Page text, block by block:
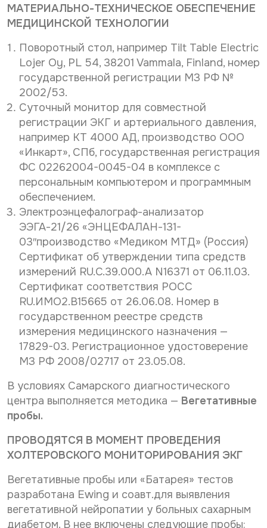
МАТЕРИАЛЬНО-ТЕХНИЧЕСКОЕ ОБЕСПЕЧЕНИЕ
МЕДИЦИНСКОЙ ТЕХНОЛОГИИ
Поворотный стол, например Tilt Table Electric
Lojer Oy, PL 54, 38201 Vammala, Finland, номер
государственной регистрации МЗ РФ №
2002/53.
Суточный монитор для совместной
регистрации ЭКГ и артериального давления,
например КТ 4000 АД, производство ООО
«Инкарт», СПб, государственная регистрация
ФС 02262004-0045-04 в комплексе с
персональным компьютером и программным
обеспечением.
Электроэнцефалограф-анализатор
ЭЭГА-21/26 «ЭНЦЕФАЛАН-131-
03″производство «Медиком МТД» (Россия)
Сертификат об утверждении типа средств
измерений RU.C.39.000.A N16371 от 06.11.03.
Сертификат соответствия РОСС
RU.ИМО2.В15665 от 26.06.08. Номер в
государственном реестре средств
измерения медицинского назначения —
17829-03. Регистрационное удостоверение
МЗ РФ 2008/02717 от 23.05.08.
В условиях Самарского диагностического
центра выполняется методика — Вегетативные
пробы.
ПРОВОДЯТСЯ В МОМЕНТ ПРОВЕДЕНИЯ
ХОЛТЕРОВСКОГО МОНИТОРИРОВАНИЯ ЭКГ
Вегетативные пробы или «Батарея» тестов
разработана Ewing и соавт.для выявления
вегетативной нейропатии у больных сахарным
диабетом. В нее включены следующие пробы: